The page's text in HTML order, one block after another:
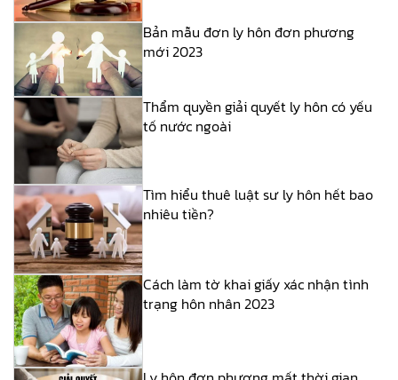
Bản mẫu đơn ly hôn đơn phương
mới 2023
Thẩm quyền giải quyết ly hôn có yếu
tố nước ngoài
Tìm hiểu thuê luật sư ly hôn hết bao
nhiêu tiền?
Cách làm tờ khai giấy xác nhận tình
trạng hôn nhân 2023